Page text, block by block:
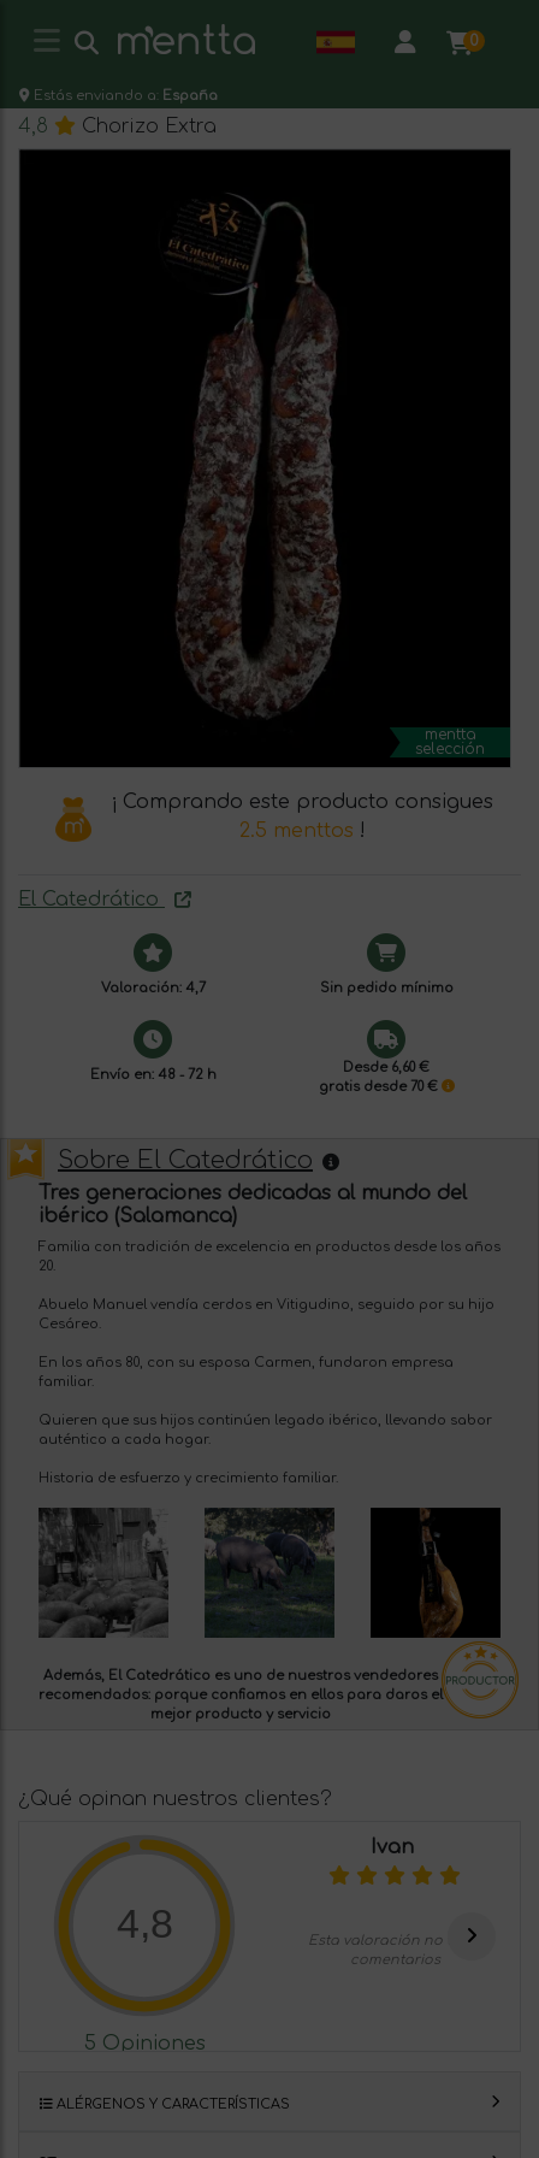
0
Estás enviando a: España
4,8 Chorizo Extra
mentta
selección
¡ Comprando este producto consigues
2.5 menttos !
El Catedrático
Valoración: 4,7 Sin pedido mínimo
Envío en: 48 - 72 h
Desde 6,60 €
gratis desde 70 €
Sobre El Catedrático
Tres generaciones dedicadas al mundo del
ibérico (Salamanca)
Familia con tradición de excelencia en productos desde los años
20.
Abuelo Manuel vendía cerdos en Vitigudino, seguido por su hijo
Cesáreo.
En los años 80, con su esposa Carmen, fundaron empresa
familiar.
Quieren que sus hijos continúen legado ibérico, llevando sabor
auténtico a cada hogar.
Historia de esfuerzo y crecimiento familiar.
Además, El Catedrático es uno de nuestros vendedores
recomendados: porque confiamos en ellos para daros el
mejor producto y servicio
¿Qué opinan nuestros clientes?
4,8
5 Opiniones
Ivan
Esta valoración no tiene
comentarios
ALÉRGENOS Y CARACTERÍSTICAS